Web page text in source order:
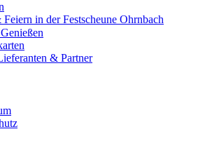
Feiern in der Festscheune Ohrnbach
& Partner